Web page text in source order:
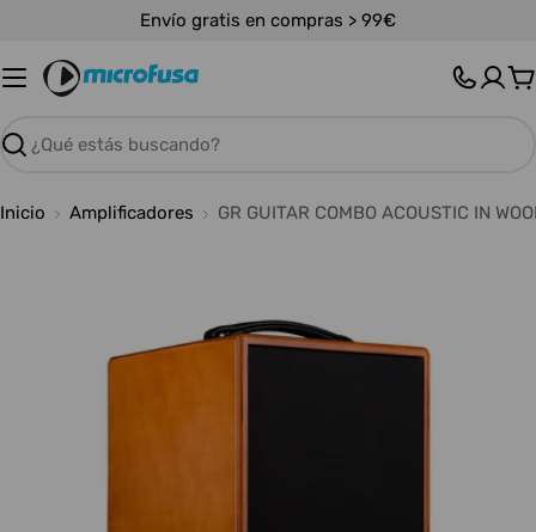
contenido
Envío gratis en compras > 99€
Buscar
Inicio Amplificadores GR GUITAR COMBO ACOUSTIC IN